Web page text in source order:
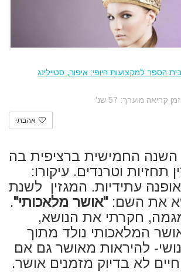
הספר למקצועות היופי: איפור, סטיילינג
זמן קריאה מוערך: 57 שנ'
אהבתי
השנה החמישית ברציפית בה
תחזיות וטרנדים. עיקורו:
אופנה עתידיות. המגזין לשנת
"אושר מלאכותי".
חקרתי את הנושא,
המלאכותי נולד מתוך
להיראות מאושר גם אם
לא בדיוק מזמנים אושר.